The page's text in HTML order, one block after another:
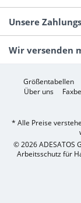
Unsere
Wir versenden
Größentabellen
Über uns
* Alle Preise
© 2026 ADESATOS
Arbeitsschutz für